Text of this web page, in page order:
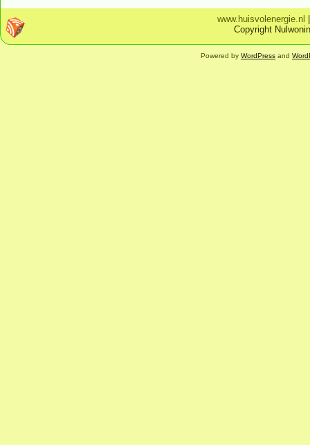
www.huisvolenergie.nl
Copyright
Powered by WordPress and